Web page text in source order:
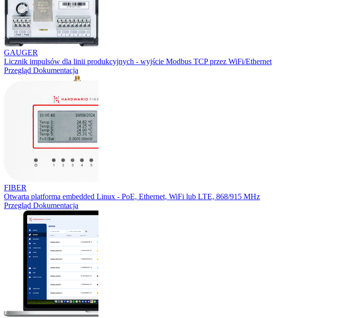
GAUGER
Licznik impulsów dla linii produkcyjnych - wyjście Modbus TCP przez WiFi/Ethernet
Przegląd Dokumentacja
FIBER
Otwarta platforma embedded Linux - PoE, Ethernet, WiFi lub LTE, 868/915 MHz
Przegląd Dokumentacja